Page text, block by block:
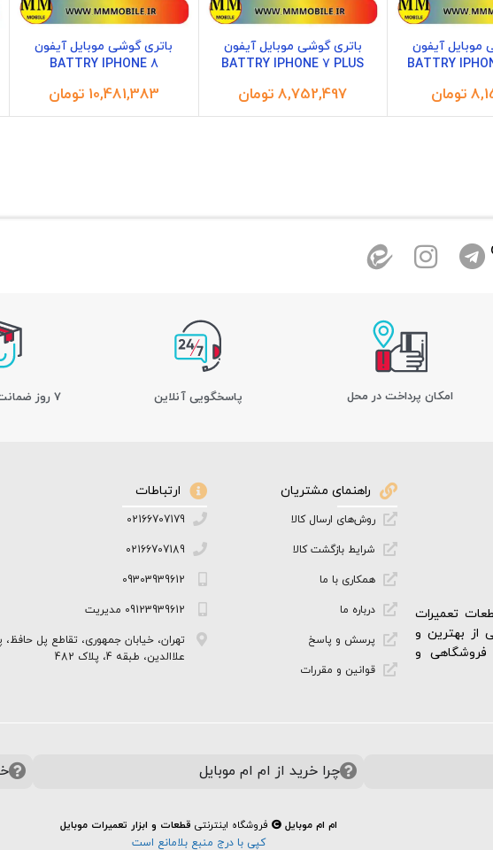
موبایل آیفون
BATTRY
تومان
باتری گوشی موبایل آیفون
BATTRY IPHONE 7 PLUS
تومان
باتری گوشی موبایل آیفون
BATTRY IPHONE 8
تومان
امکان پرداخت در محل پاسخگویی آنلاین 7 روز ضمانت بازگشت کالا
تعمیرات
از بهترین و
و
راهنمای مشتریان
روش‌های ارسال کالا
شرایط بازگشت کالا
همکاری با ما
درباره ما
پرسش و پاسخ
قوانین و مقررات
ارتباطات
02166707179
02166707189
09303939612
09123939612 مدیریت
تهران، خیابان جمهوری، تقاطع پل حافظ،
علاالدین، طبقه 4، پلاک 482
چرا خرید از ام ام موبایل
ام ام موبایل فروشگاه اینترنتی قطعات و ابزار تعمیرات موبایل
کپی با درج منبع بلامانع است